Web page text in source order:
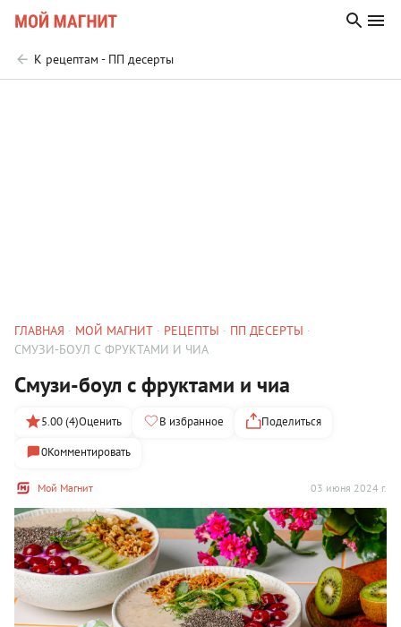
К рецептам - ПП десерты
ГЛАВНАЯ МОЙ МАГНИТ РЕЦЕПТЫ
ПП ДЕСЕРТЫ
СМУЗИ-БОУЛ С ФРУКТАМИ И ЧИА
Смузи-боул с фруктами и чиа
Мой Магнит 03 июня 2024 г.
5.00 (4)Оценить В избранное
Поделиться
0Комментировать